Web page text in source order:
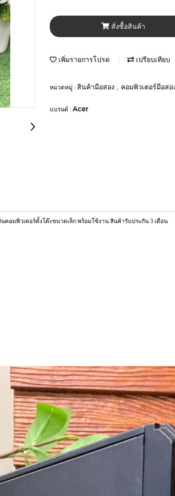
สั่งซื้อสินค้า
เพิ่มรายการโปรด เปรียบเทียบ
หมวดหมู่ : สินค้ามือสอง คอมพิวเตอร์มือสอ
แบรนด์ : Acer
นคอมพิวเตอร์ตั้งโต๊ะขนาดเล็ก พร้อมใช้งาน สินค้ารับประกัน 3 เดือน